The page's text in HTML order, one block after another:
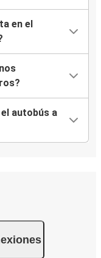
en el
autobús a